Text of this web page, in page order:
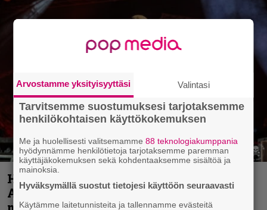
Hellsinki Metal Festival kuvina, osa 1 –
Accept, Carcass, Black Label Society ja
Arvostamme yksityisyyttäsi Valintasi
Tarvitsemme suostumuksesi tarjotaksemme
henkilökohtaisen käyttökokemuksen
Me ja huolellisesti valitsemamme88 teknologiakumppania
hyödynnämme henkilötietoja tarjotaksemme paremman
käyttäjäkokemuksen sekä kohdentaaksemme sisältöä ja
mainoksia.
Hyväksymällä suostut tietojesi käyttöön seuraavasti
Käytämme laitetunnisteita ja tallennamme evästeitä